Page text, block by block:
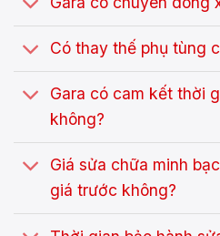
không?
giá trước không?